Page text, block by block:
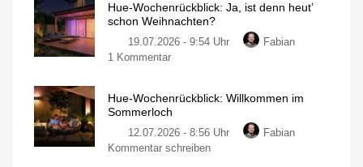
Blog
Noch
mehr
Ausblicke
Mein
Hue-Wochenrückblick: Ja, ist denn heut’
schon Weihnachten?
19.07.2026 - 9:54 Uhr
Fabian
1 Kommentarzu
Ja,
ist
denn
heut’
Hue-Wochenrückblick: Willkommen im
Sommerloch
12.07.2026 - 8:56 Uhr
Fabian
Kommentar schreibenzu